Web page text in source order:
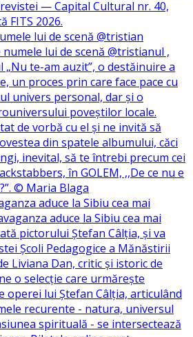
lui de scenă @tristian
aduce la Sibiu cea mai